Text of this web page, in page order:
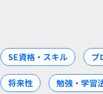
SE資格・スキル プ
将来性 勉強・学習